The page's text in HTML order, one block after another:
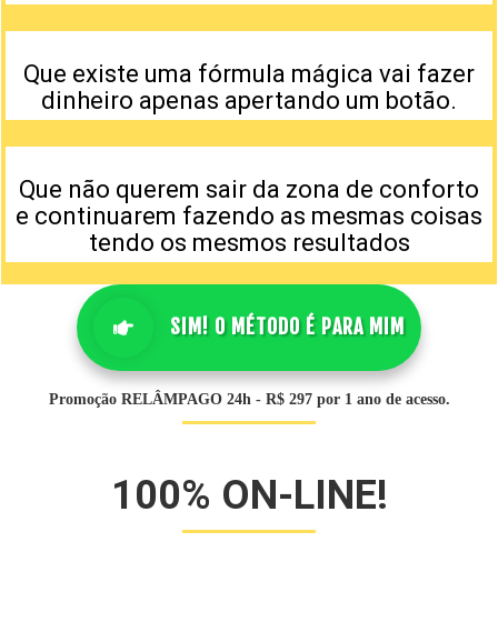
Que existe uma fórmula mágica vai fazer
dinheiro apenas apertando um botão.
Que não querem sair da zona de conforto
e continuarem fazendo as mesmas coisas
tendo os mesmos resultados
SIM! O MÉTODO É PARA MIM
Promoção RELÂMPAGO 24h- R$ 297 por 1 ano de acesso.
100% ON-LINE!